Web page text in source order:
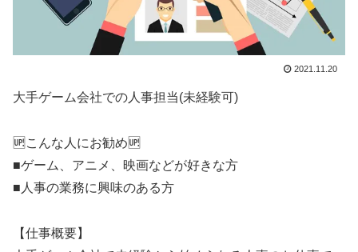
2021.11.20
大手ゲーム会社での人事担当(未経験可)
🆙こんな人にお勧め🆙
■ゲーム、アニメ、映画などが好きな方
■人事の業務に興味のある方
【仕事概要】